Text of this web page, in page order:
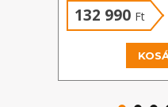
132 990 Ft